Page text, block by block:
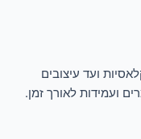
ועד עיצובים
ועמידות לאורך זמן.